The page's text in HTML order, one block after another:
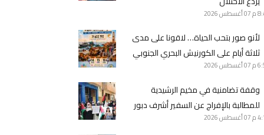
م 07 أغسطس 2026
لأنو صور بتحب الحياة… لاقونا على مدى
ثلاثة أيام على الكورنيش البحري الجنوبي
م 07 أغسطس 2026
وقفة تضامنية في مخيم الرشيدية
للمطالبة بالإفراج عن السفير أشرف دبور
م 07 أغسطس 2026